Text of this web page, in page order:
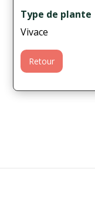
Type de plante
Vivace
Retour